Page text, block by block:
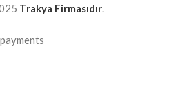
Trakya Firmasıdır.